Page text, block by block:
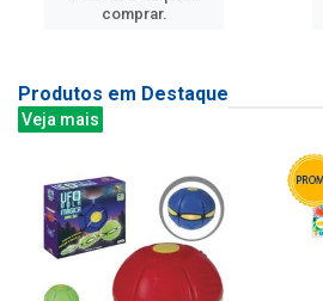
comprar.
Produtos em Destaque
Veja mais